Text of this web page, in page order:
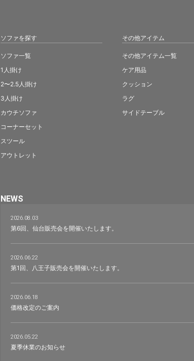
ソファを探す
ソファ一覧
1人掛け
2〜2.5人掛け
3人掛け
カウチソファ
コーナーセット
スツール
アウトレット
その他アイテム
その他アイテム一覧
ケア用品
クッション
ラグ
サイドテーブル
NEWS
2026.08.03
第6回、仙台販売会を開催いたします。
2026.06.22
第1回、八王子販売会を開催いたします。
2026.06.18
価格改定のご案内
2026.05.22
夏季休業のお知らせ